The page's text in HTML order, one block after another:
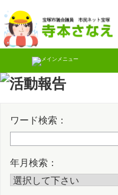
to
content
ワード検索：
年月検索：